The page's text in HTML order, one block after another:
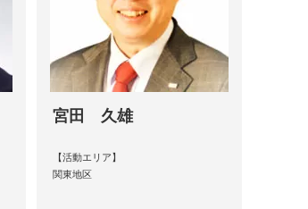
宮田 久雄
【活動エリア】
関東地区